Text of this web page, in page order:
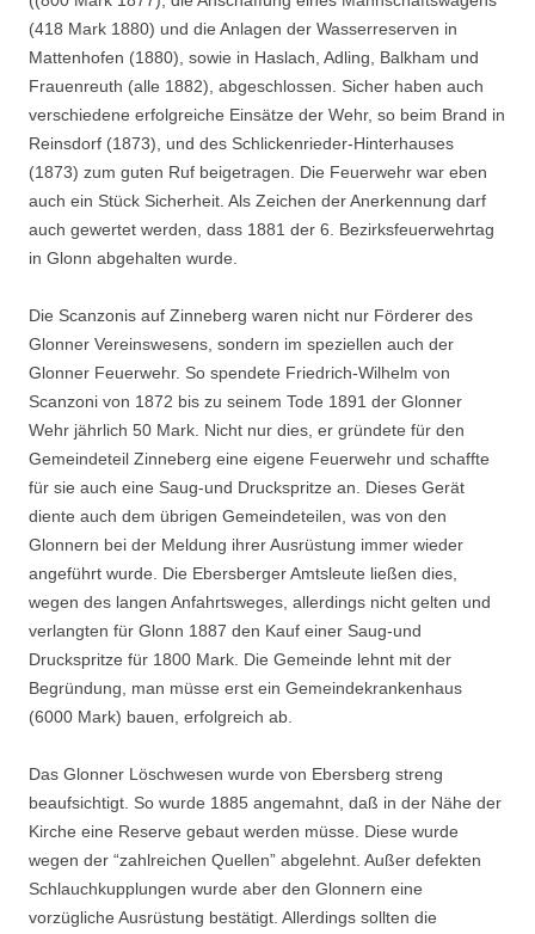
(418 Mark 1880) und die Anlagen der Wasserre­serven in
Mattenhofen (1880), sowie in Haslach, Adling, Balkham und
Frauenreuth (alle 1882), abgeschlossen. Sicher haben auch
verschiedene erfolgreiche Einsätze der Wehr, so beim Brand in
Reinsdorf (1873), und des Schlickenrieder-Hinterhauses
(1873) zum guten Ruf beigetragen. Die Feuerwehr war eben
auch ein Stück Sicherheit. Als Zeichen der An­erkennung darf
auch gewertet werden, dass 1881 der 6. Bezirksfeuerwehrtag
in Glonn abgehalten wurde.
Die Scanzonis auf Zinneberg waren nicht nur Förderer des
Glonner Vereinswesens, sondern im speziellen auch der
Glonner Feuerwehr. So spendete Friedrich-Wilhelm von
Scanzoni von 1872 bis zu seinem Tode 1891 der Glonner
Wehr jährlich 50 Mark. Nicht nur dies, er gründete für den
Gemeindeteil Zinneberg eine eigene Feuerwehr und schaffte
für sie auch eine Saug-und Druckspritze an. Dieses Gerät
diente auch dem übrigen Gemeindeteilen, was von den
Glonnern bei der Meldung ihrer Ausrüstung immer wieder
angeführt wurde. Die Ebersberger Amtsleute ließen dies,
wegen des langen Anfahrtsweges, allerdings nicht gelten und
verlangten für Glonn 1887 den Kauf einer Saug-und
Druckspritze für 1800 Mark. Die Gemeinde lehnt mit der
Begründung, man müsse erst ein Gemeindekrankenhaus
(6000 Mark) bauen, erfolgreich ab.
Das Glonner Löschwesen wurde von Ebersberg streng
beaufsichtigt. So wurde 1885 ange­mahnt, daß in der Nähe der
Kirche eine Reserve gebaut werden müsse. Diese wurde
wegen der “zahlreichen Quellen” abgelehnt. Außer defekten
Schlauchkupplungen wurde aber den Glonnern eine
vorzügliche Ausrüstung bestätigt. Allerdings sollten die